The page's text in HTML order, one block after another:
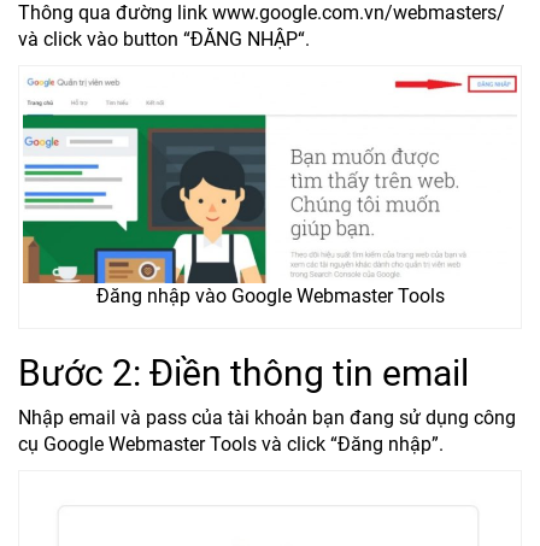
Thông qua đường link www.google.com.vn/webmasters/
và click vào button “ĐĂNG NHẬP“.
Đăng nhập vào Google Webmaster Tools
Bước 2: Điền thông tin email
Nhập email và pass của tài khoản bạn đang sử dụng công
cụ Google Webmaster Tools và click “Đăng nhập”.